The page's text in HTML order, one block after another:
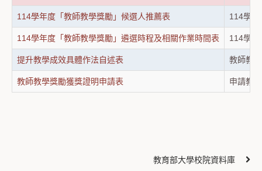
114學年度「教師教學獎勵」候選人推薦表 114學年
114學年度「教師教學獎勵」遴選時程及相關作業時間表 114學年
提升教學成效具體作法自述表 教師教
教師教學獎勵獲獎證明申請表 申請教
教育部大學校院資料庫